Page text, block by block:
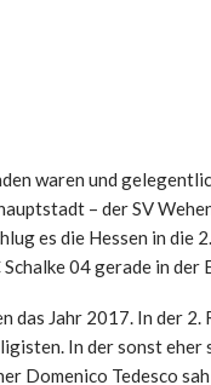
waren und
– der SV
es die Hessen in die
04 gerade in der
Jahr 2017. In der 2.
In der sonst eher
Domenico Tedesco sah